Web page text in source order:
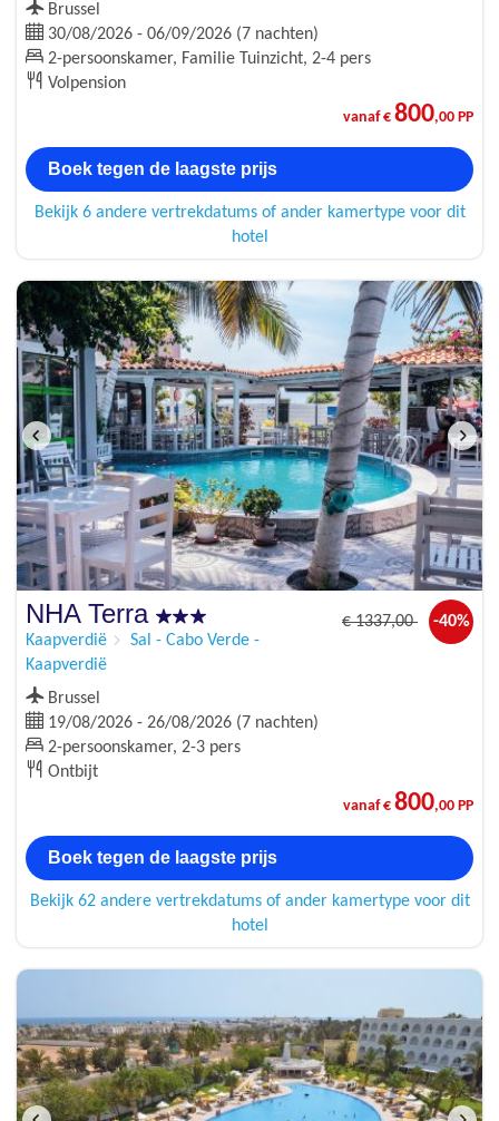
Brussel
30/08/2026 - 06/09/2026 (7 nachten)
2-persoonskamer, Familie Tuinzicht, 2-4 pers
Volpension
vanaf € 800,00 PP
Boek tegen de laagste prijs
Bekijk 6 andere vertrekdatums of ander kamertype voor dit
hotel
NHA Terra
Kaapverdië
Sal - Cabo Verde -
Kaapverdië
€1337,00 -40%
Brussel
19/08/2026 - 26/08/2026 (7 nachten)
2-persoonskamer, 2-3 pers
Ontbijt
vanaf € 800,00 PP
Boek tegen de laagste prijs
Bekijk 62 andere vertrekdatums of ander kamertype voor dit
hotel